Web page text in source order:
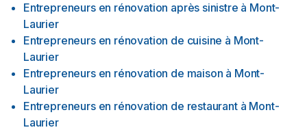
Entrepreneurs en rénovation après sinistre à Mont-
Laurier
Entrepreneurs en rénovation de cuisine à Mont-
Laurier
Entrepreneurs en rénovation de maison à Mont-
Laurier
Entrepreneurs en rénovation de restaurant à Mont-
Laurier